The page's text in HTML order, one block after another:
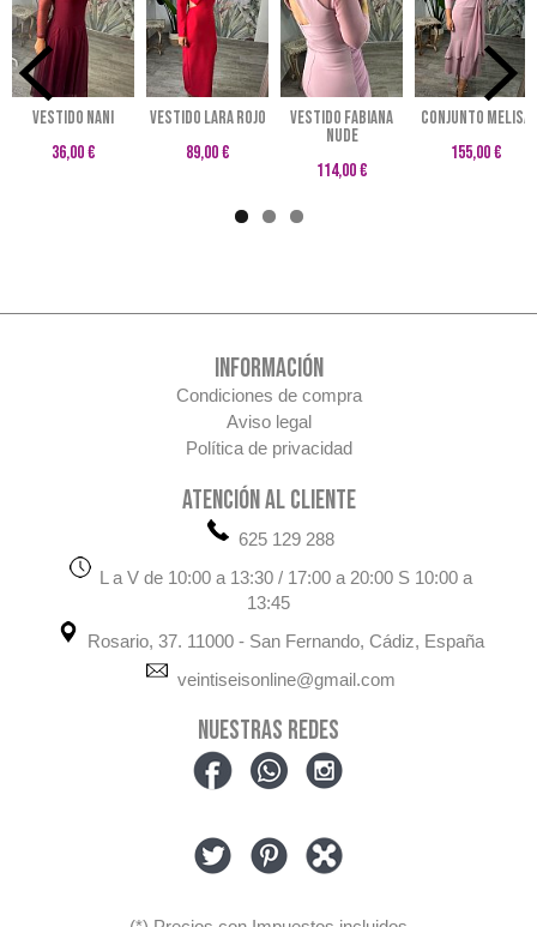
VESTIDO NANI
36,00 €
VESTIDO LARA ROJO
89,00 €
VESTIDO FABIANA
NUDE
114,00 €
CONJUNTO MELISA
155,00 €
INFORMACIÓN
Condiciones de compra
Aviso legal
Política de privacidad
ATENCIÓN AL CLIENTE
625 129 288
L a V de 10:00 a 13:30 / 17:00 a 20:00 S 10:00 a
13:45
Rosario, 37. 11000 - San Fernando, Cádiz, España
veintiseisonline@gmail.com
NUESTRAS REDES